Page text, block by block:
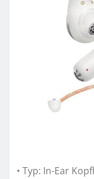
• Typ: In-Ear